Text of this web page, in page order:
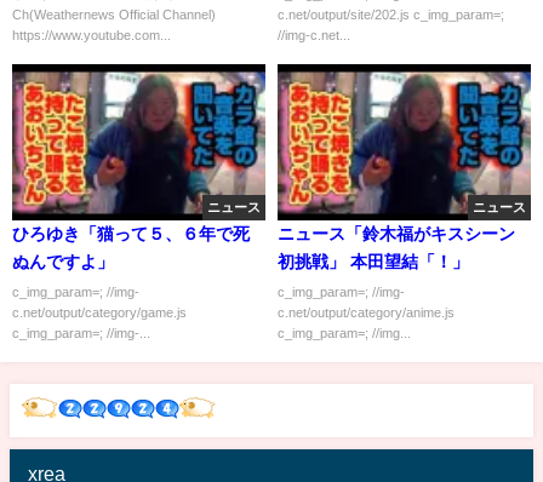
Ch(Weathernews Official Channel)
https://www.youtube.com...
c.net/output/site/202.js c_img_param=;
//img-c.net...
ニュース
ひろゆき「猫って５、６年で死
ぬんですよ」
c_img_param=; //img-
c.net/output/category/game.js
c_img_param=; //img-...
ニュース
ニュース「鈴木福がキスシーン
初挑戦」 本田望結「！」
c_img_param=; //img-
c.net/output/category/anime.js
c_img_param=; //img...
xrea